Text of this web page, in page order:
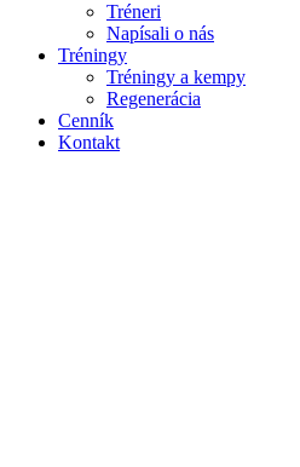
Tréneri
Napísali o nás
Tréningy
Tréningy a kempy
Regenerácia
Cenník
Kontakt